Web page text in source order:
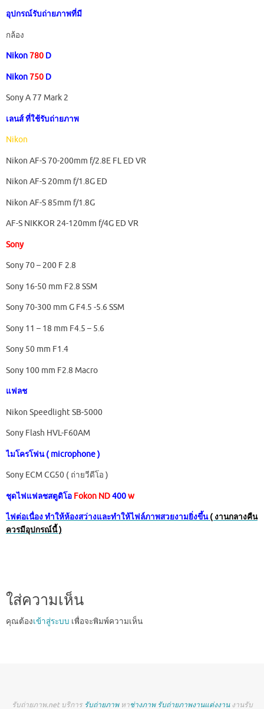
อุปกรณ์รับถ่ายภาพที่มี
กล้อง
Nikon780 D
Nikon750 D
Sony A 77 Mark 2
เลนส์ ที่ใช้รับถ่ายภาพ
Nikon
Nikon AF-S 70-200mm f/2.8E FL ED VR
Nikon AF-S 20mm f/1.8G ED
Nikon AF-S 85mm f/1.8G
AF-S NIKKOR 24-120mm f/4G ED VR
Sony
Sony 70 – 200 F 2.8
Sony 16-50 mm F2.8 SSM
Sony 70-300 mm G F4.5 -5.6 SSM
Sony 11 – 18 mm F4.5 – 5.6
Sony 50 mm F1.4
Sony 100 mm F2.8 Macro
แฟลช
Nikon Speedlight SB-5000
Sony Flash HVL-F60AM
ไมโครโฟน ( microphone )
Sony ECM CG50 ( ถ่ายวีดีโอ )
ชุดไฟแฟลชสตูดิโอ Fokon ND400w
ไฟต่อเนื่อง ทำให้ห้องสว่างและทำให้ไฟล์ภาพสวยงามยิ่งขึ้น( งานกลางคืน
ควรมีอุปกรณ์นี้ )
ใส่ความเห็น
คุณต้องเข้าสู่ระบบ เพื่อจะพิมพ์ความเห็น
รับถ่ายภาพ.net บริการ รับถ่ายภาพหาช่างภาพ รับถ่ายภาพงานแต่งงานงานรับ